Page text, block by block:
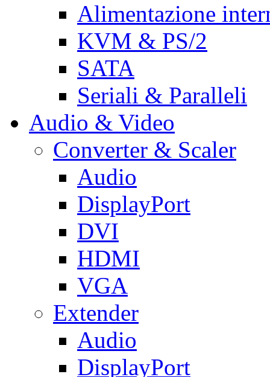
Alimentazione
KVM & PS/2
SATA
Seriali & Paralleli
Audio & Video
Converter & Scaler
Audio
DisplayPort
DVI
HDMI
VGA
Extender
Audio
DisplayPort